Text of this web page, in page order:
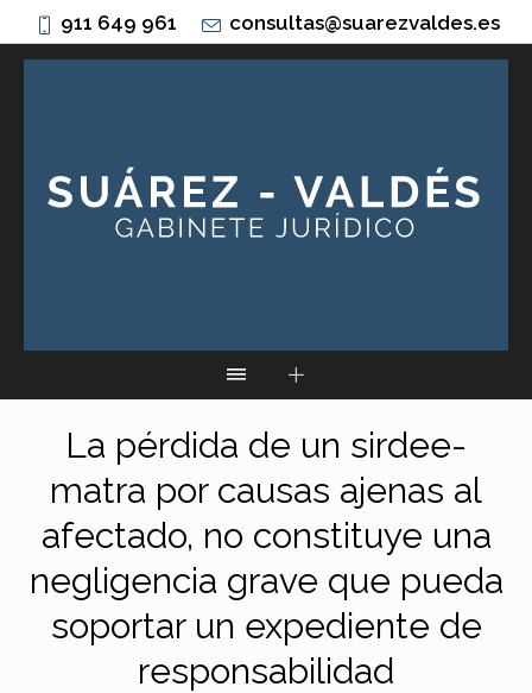
911 649 961 consultas@suarezvaldes.es
La pérdida de un sirdee-
matra por causas ajenas al
afectado, no constituye una
negligencia grave que pueda
soportar un expediente de
responsabilidad